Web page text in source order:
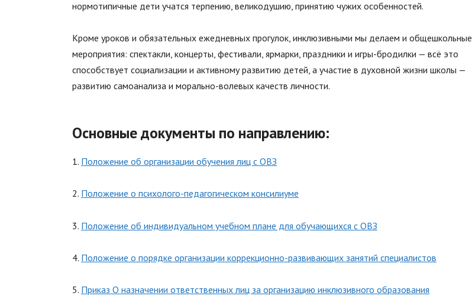
нормотипичные дети учатся терпению, великодушию, принятию чужих особенностей.
Кроме уроков и обязательных ежедневных прогулок, инклюзивными мы делаем и общешкольные
мероприятия: спектакли, концерты, фестивали, ярмарки, праздники и игры-бродилки — всё это
способствует социализации и активному развитию детей, а участие в духовной жизни школы —
развитию самоанализа и морально-волевых качеств личности.
Основные документы по направлению:
1. Положение об организации обучения лиц с ОВЗ
2. Положение о психолого-педагогическом консилиуме
3. Положение об индивидуальном учебном плане для обучающихся с ОВЗ
4. Положение о порядке организации коррекционно-развивающих занятий специалистов
5. Приказ О назначении ответственных лиц за организацию инклюзивного образования